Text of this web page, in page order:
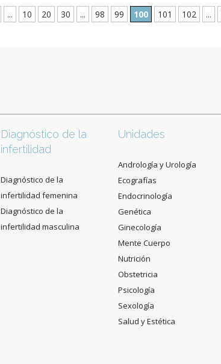
... 10 20 30 ... 98 99 100 101 102 ...
Diagnóstico de la
infertilidad
Diagnóstico de la
infertilidad femenina
Diagnóstico de la
infertilidad masculina
Unidades
Andrología y Urología
Ecografías
Endocrinología
Genética
Ginecología
Mente Cuerpo
Nutrición
Obstetricia
Psicología
Sexología
Salud y Estética